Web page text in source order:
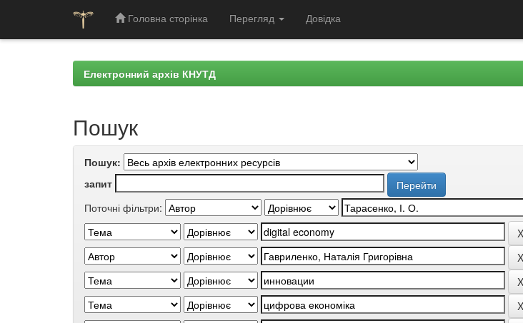
Головна сторінка Перегляд Довідка
Електронний архів КНУТД
Пошук
Пошук:
запит
Поточні фільтри: